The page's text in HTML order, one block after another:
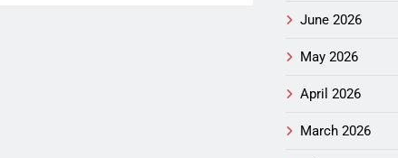
June 2026
May 2026
April 2026
March 2026